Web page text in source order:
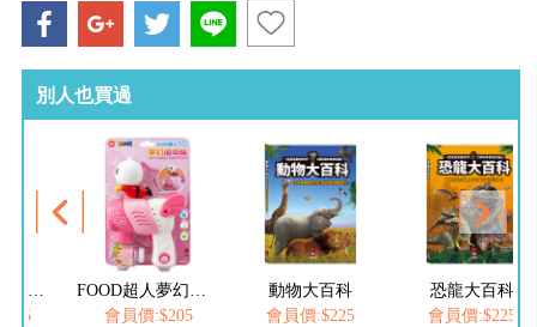
別人也買過
會員價:$205
動物大百科
會員價:$225
恐龍大百科
會員價:$225